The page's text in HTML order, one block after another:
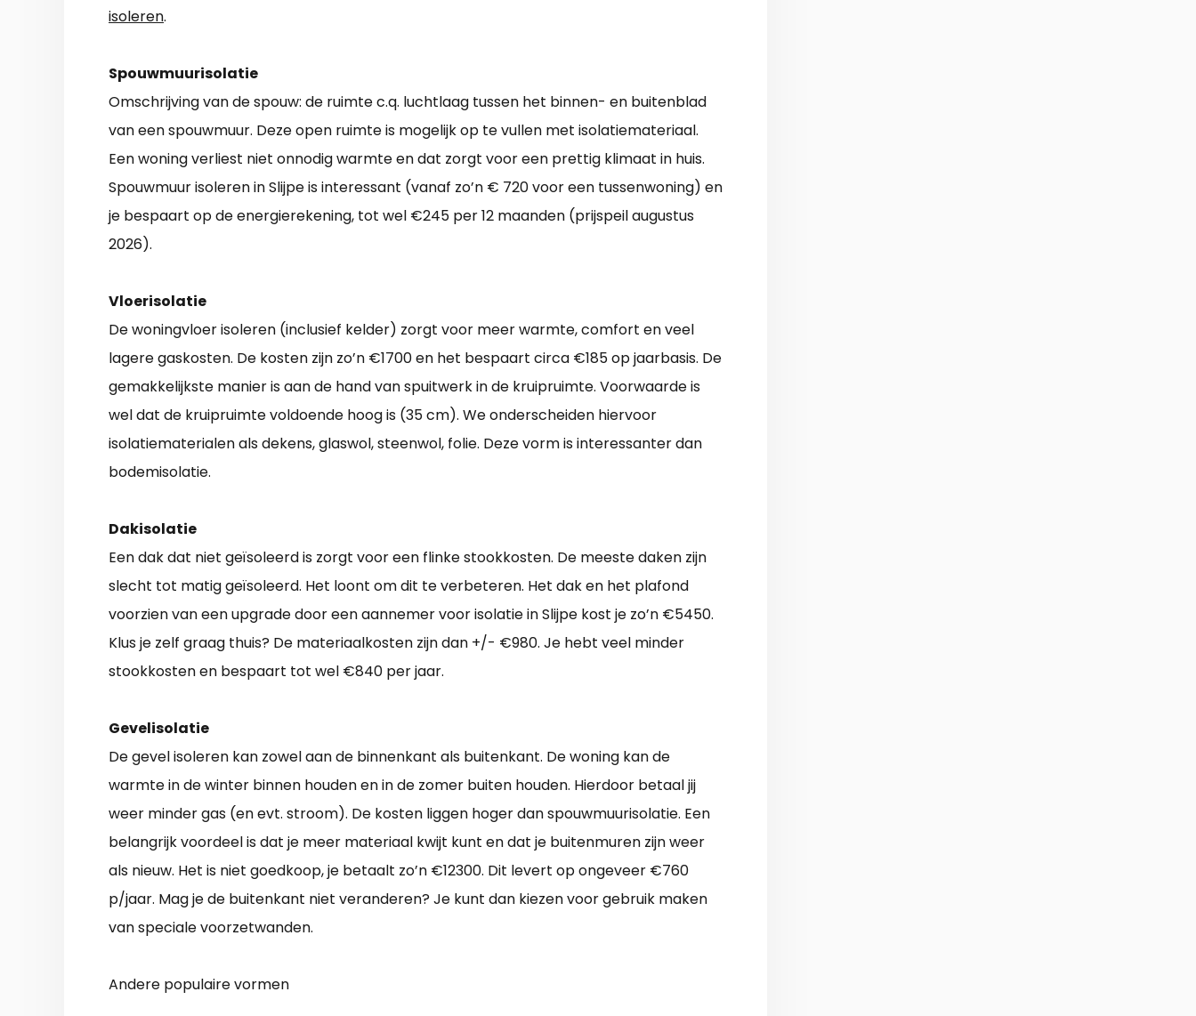
isoleren.
Spouwmuurisolatie
Omschrijving van de spouw: de ruimte c.q. luchtlaag tussen het binnen- en buitenblad
van een spouwmuur. Deze open ruimte is mogelijk op te vullen met isolatiemateriaal.
Een woning verliest niet onnodig warmte en dat zorgt voor een prettig klimaat in huis.
Spouwmuur isoleren in Slijpe is interessant (vanaf zo’n € 720 voor een tussenwoning) en
je bespaart op de energierekening, tot wel €245 per 12 maanden (prijspeil augustus
2026).
Vloerisolatie
De woningvloer isoleren (inclusief kelder) zorgt voor meer warmte, comfort en veel
lagere gaskosten. De kosten zijn zo’n €1700 en het bespaart circa €185 op jaarbasis. De
gemakkelijkste manier is aan de hand van spuitwerk in de kruipruimte. Voorwaarde is
wel dat de kruipruimte voldoende hoog is (35 cm). We onderscheiden hiervoor
isolatiematerialen als dekens, glaswol, steenwol, folie. Deze vorm is interessanter dan
bodemisolatie.
Dakisolatie
Een dak dat niet geïsoleerd is zorgt voor een flinke stookkosten. De meeste daken zijn
slecht tot matig geïsoleerd. Het loont om dit te verbeteren. Het dak en het plafond
voorzien van een upgrade door een aannemer voor isolatie in Slijpe kost je zo’n €5450.
Klus je zelf graag thuis? De materiaalkosten zijn dan +/- €980. Je hebt veel minder
stookkosten en bespaart tot wel €840 per jaar.
Gevelisolatie
De gevel isoleren kan zowel aan de binnenkant als buitenkant. De woning kan de
warmte in de winter binnen houden en in de zomer buiten houden. Hierdoor betaal jij
weer minder gas (en evt. stroom). De kosten liggen hoger dan spouwmuurisolatie. Een
belangrijk voordeel is dat je meer materiaal kwijt kunt en dat je buitenmuren zijn weer
als nieuw. Het is niet goedkoop, je betaalt zo’n €12300. Dit levert op ongeveer €760
p/jaar. Mag je de buitenkant niet veranderen? Je kunt dan kiezen voor gebruik maken
van speciale voorzetwanden.
Andere populaire vormen